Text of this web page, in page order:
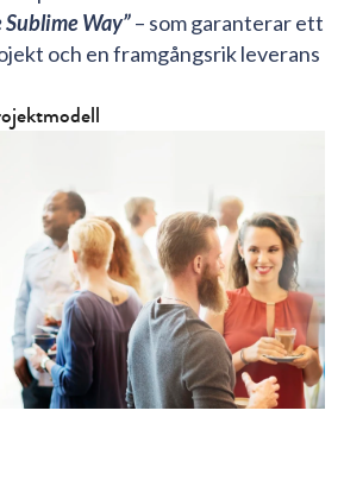
Sublime Way”– som garanterar ett
och en framgångsrik leverans